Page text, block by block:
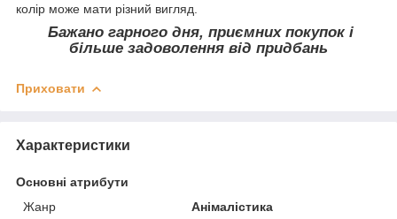
колір може мати різний вигляд.
Бажано гарного дня, приємних покупок і
більше задоволення від придбань
Приховати
Характеристики
Основні атрибути
Жанр
Анімалістика